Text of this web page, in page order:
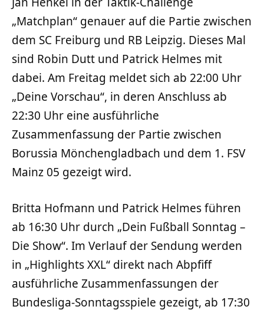
„Matchplan“ genauer auf die Partie zwischen
dem SC Freiburg und RB Leipzig. Dieses Mal
sind Robin Dutt und Patrick Helmes mit
dabei. Am Freitag meldet sich ab 22:00 Uhr
„Deine Vorschau“, in deren Anschluss ab
22:30 Uhr eine ausführliche
Zusammenfassung der Partie zwischen
Borussia Mönchengladbach und dem 1. FSV
Mainz 05 gezeigt wird.
Britta Hofmann und Patrick Helmes führen
ab 16:30 Uhr durch „Dein Fußball Sonntag –
Die Show“. Im Verlauf der Sendung werden
in „Highlights XXL“ direkt nach Abpfiff
ausführliche Zusammenfassungen der
Bundesliga-Sonntagsspiele gezeigt, ab 17:30